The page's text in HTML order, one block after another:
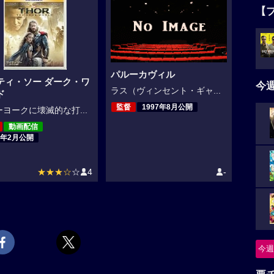
ィ・ソー ダーク・ワ
ヨークに壊滅的な打...
動画配信
2月公開
★★★☆☆ 4
パルーカヴィル
ラス（ヴィンセント・ギャ...
監督 1997年8月公開
-
【
今
今